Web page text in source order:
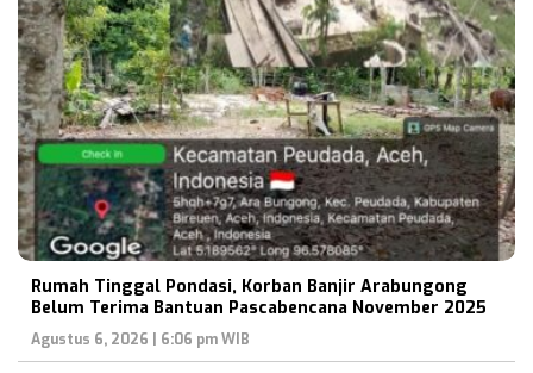
Rumah Tinggal Pondasi, Korban Banjir Arabungong
Belum Terima Bantuan Pascabencana November 2025
Agustus 6, 2026 | 6:06 pm WIB